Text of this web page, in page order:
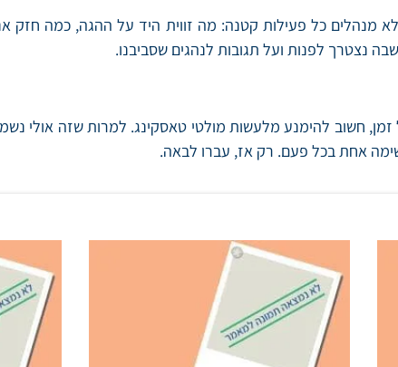
מנהלים כל פעילות קטנה: מה זווית היד על ההגה, כמה
נצטרך לפנות ועל תגובות לנהגים שסביבנו.
זמן, חשוב להימנע מלעשות מולטי טאסקינג. למרות שזה אולי
אחת בכל פעם. רק אז, עברו לבאה.